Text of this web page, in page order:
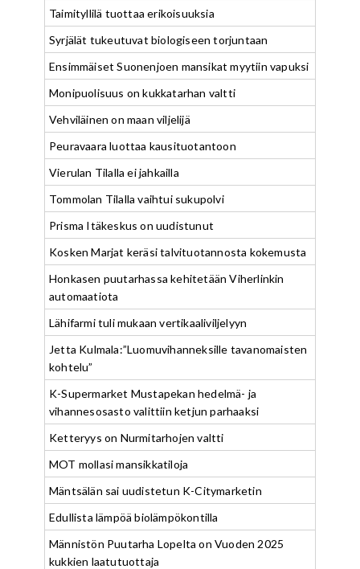
Taimityllilä tuottaa erikoisuuksia
Syrjälät tukeutuvat biologiseen torjuntaan
Ensimmäiset Suonenjoen mansikat myytiin vapuksi
Monipuolisuus on kukkatarhan valtti
Vehviläinen on maan viljelijä
Peuravaara luottaa kausituotantoon
Vierulan Tilalla ei jahkailla
Tommolan Tilalla vaihtui sukupolvi
Prisma Itäkeskus on uudistunut
Kosken Marjat keräsi talvituotannosta kokemusta
Honkasen puutarhassa kehitetään Viherlinkin
automaatiota
Lähifarmi tuli mukaan vertikaaliviljelyyn
Jetta Kulmala:”Luomuvihanneksille tavanomaisten
kohtelu”
K-Supermarket Mustapekan hedelmä- ja
vihannesosasto valittiin ketjun parhaaksi
Ketteryys on Nurmitarhojen valtti
MOT mollasi mansikkatiloja
Mäntsälän sai uudistetun K-Citymarketin
Edullista lämpöä biolämpökontilla
Männistön Puutarha Lopelta on Vuoden 2025
kukkien laatutuottaja